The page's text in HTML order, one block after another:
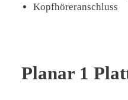
Kopfhöreranschluss
Planar 1